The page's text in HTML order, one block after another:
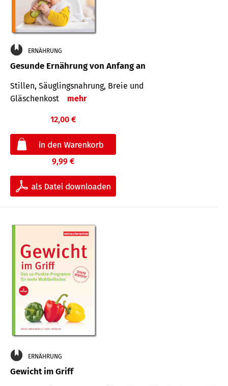
ERNÄHRUNG
Gesunde Ernährung von Anfang an
Stillen, Säuglingsnahrung, Breie und
Gläschenkost
mehr
12,00 €
9,99 €
ERNÄHRUNG
Gewicht im Griff